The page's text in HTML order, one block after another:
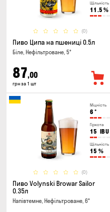
Щільність
11.5 %
(0)
Пиво Ципа на пшениці 0.5л
Біле, Нефільтроване, 5°
87,00
грн за 1 шт
Міцність
6 °
Гіркота
15 IBU
Щільність
15 %
(0)
Пиво Volynski Browar Sailor
0.35л
Напівтемне, Нефільтроване, 6°